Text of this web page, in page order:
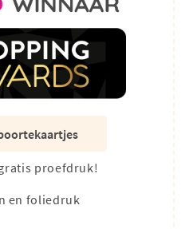
proefdruk!
en foliedruk